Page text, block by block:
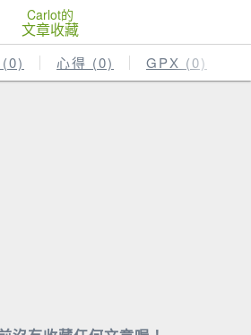
Carlot的
文章收藏
心得 (0) GPX (0)